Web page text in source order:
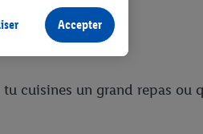
cuisines un grand repas ou
sans procéder à
terminaux ou
échéant, d’autres
sur le
Accepter